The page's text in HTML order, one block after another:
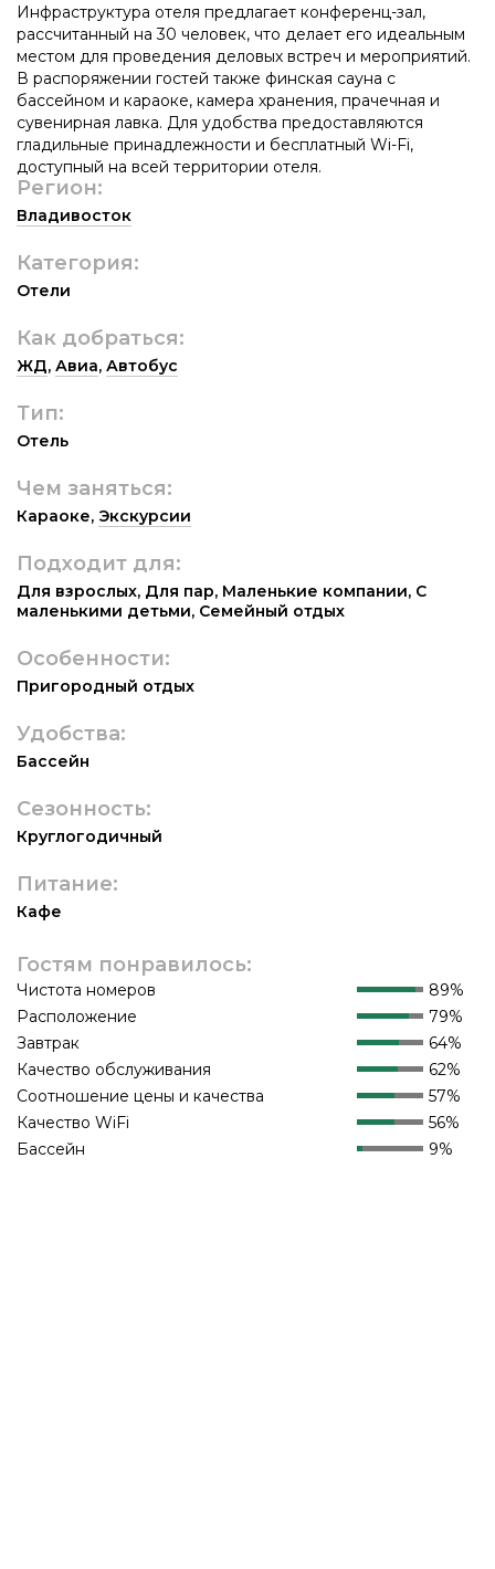
Инфраструктура отеля предлагает конференц-зал,
рассчитанный на 30 человек, что делает его идеальным
местом для проведения деловых встреч и мероприятий.
В распоряжении гостей также финская сауна с
бассейном и караоке, камера хранения, прачечная и
сувенирная лавка. Для удобства предоставляются
гладильные принадлежности и бесплатный Wi-Fi,
доступный на всей территории отеля.
Регион:
Владивосток
Категория:
Отели
Как добраться:
ЖД, Авиа, Автобус
Тип:
Отель
Чем заняться:
Караоке, Экскурсии
Подходит для:
Для взрослых, Для пар, Маленькие компании, С
маленькими детьми, Семейный отдых
Особенности:
Пригородный отдых
Удобства:
Бассейн
Сезонность:
Круглогодичный
Питание:
Кафе
Гостям понравилось:
Чистота номеров
89%
Расположение
79%
Завтрак
64%
Качество обслуживания
62%
Соотношение цены и качества
57%
Качество WiFi
56%
Бассейн
9%